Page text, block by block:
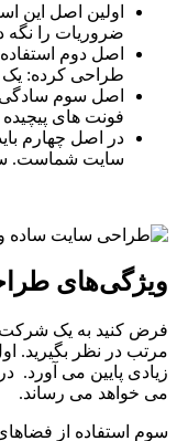
اولین اصل این
ضروریات را نگه
اصل دوم
طراحی کرده: یک
اصل سوم سادگی
فونت های پیچیده
در اصل چهارم
سایت شماست.
ویژگی‌های
فرض کنید به یک شرکت
زیادی پایین می آورد.
می خواهد می رساند.
سوم استفاده از